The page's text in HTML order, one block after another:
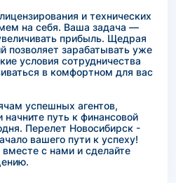
и технических
на себя. Ваша задача —
прибыль. Щедрая
позволяет зарабатывать уже
условия сотрудничества
в комфортном для вас
успешных агентов,
путь к финансовой
Перелет Новосибирск -
вашего пути к успеху!
с нами и сделайте